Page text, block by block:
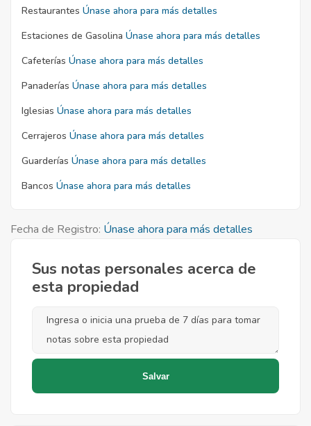
Restaurantes Únase ahora para más detalles
Estaciones de Gasolina Únase ahora para más detalles
Cafeterías Únase ahora para más detalles
Panaderías Únase ahora para más detalles
Iglesias Únase ahora para más detalles
Cerrajeros Únase ahora para más detalles
Guarderías Únase ahora para más detalles
Bancos Únase ahora para más detalles
Fecha de Registro: Únase ahora para más detalles
Sus notas personales acerca de
esta propiedad